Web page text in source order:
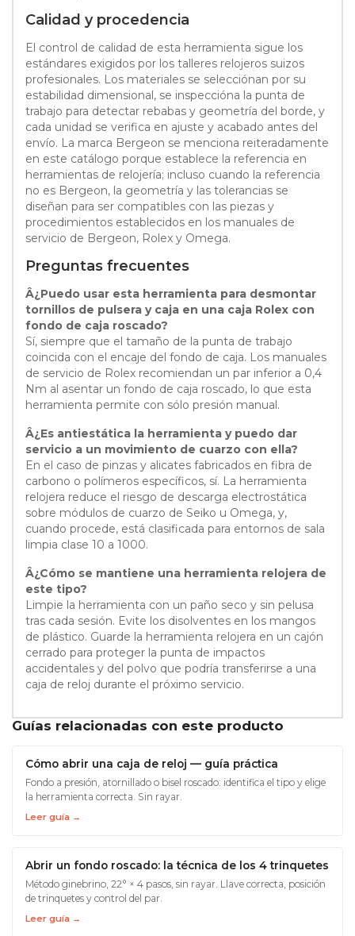
Calidad y procedencia
El control de calidad de esta herramienta sigue los
estándares exigidos por los talleres relojeros suizos
profesionales. Los materiales se selecciónan por su
estabilidad dimensional, se inspeccióna la punta de
trabajo para detectar rebabas y geometría del borde, y
cada unidad se verifica en ajuste y acabado antes del
envío. La marca Bergeon se menciona reiteradamente
en este catálogo porque establece la referencia en
herramientas de relojería; incluso cuando la referencia
no es Bergeon, la geometría y las tolerancias se
diseñan para ser compatibles con las piezas y
procedimientos establecidos en los manuales de
servicio de Bergeon, Rolex y Omega.
Preguntas frecuentes
Â¿Puedo usar esta herramienta para desmontar
tornillos de pulsera y caja en una caja Rolex con
fondo de caja roscado?
Sí, siempre que el tamaño de la punta de trabajo
coincida con el encaje del fondo de caja. Los manuales
de servicio de Rolex recomiendan un par inferior a 0,4
Nm al asentar un fondo de caja roscado, lo que esta
herramienta permite con sólo presión manual.
Â¿Es antiestática la herramienta y puedo dar
servicio a un movimiento de cuarzo con ella?
En el caso de pinzas y alicates fabricados en fibra de
carbono o polímeros específicos, sí. La herramienta
relojera reduce el riesgo de descarga electrostática
sobre módulos de cuarzo de Seiko u Omega, y,
cuando procede, está clasificada para entornos de sala
limpia clase 10 a 1000.
Â¿Cómo se mantiene una herramienta relojera de
este tipo?
Limpie la herramienta con un paño seco y sin pelusa
tras cada sesión. Evite los disolventes en los mangos
de plástico. Guarde la herramienta relojera en un cajón
cerrado para proteger la punta de impactos
accidentales y del polvo que podría transferirse a una
caja de reloj durante el próximo servicio.
Guías relacionadas con este producto
Cómo abrir una caja de reloj — guía práctica
Fondo a presión, atornillado o bisel roscado: identifica el tipo y elige
la herramienta correcta. Sin rayar.
Leer guía →
Abrir un fondo roscado: la técnica de los 4 trinquetes
Método ginebrino, 22° × 4 pasos, sin rayar. Llave correcta, posición
de trinquetes y control del par.
Leer guía →